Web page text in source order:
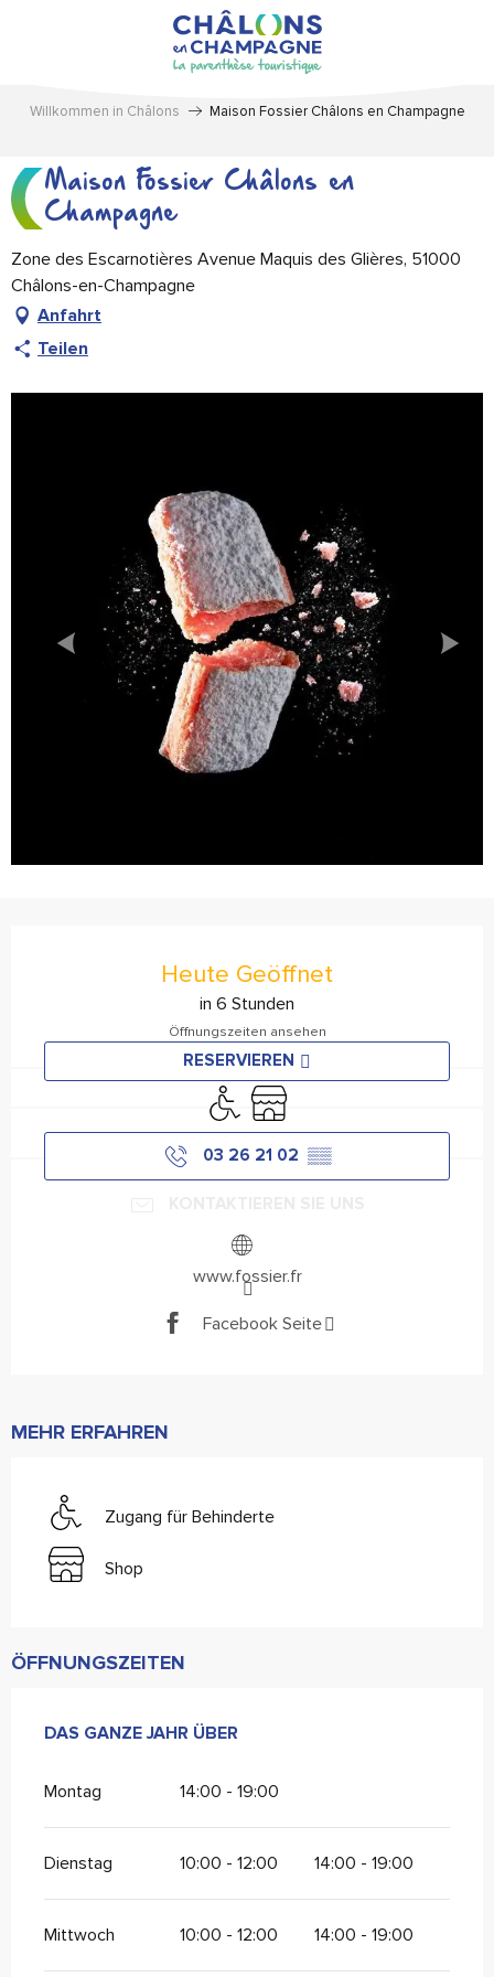
Willkommen in Châlons Maison Fossier Châlons en Champagne
Maison Fossier Châlons en
Champagne
Zone des Escarnotières Avenue Maquis des Glières, 51000
Châlons-en-Champagne
Anfahrt
Teilen
Heute Geöffnet
in 6 Stunden
Öffnungszeiten ansehen
RESERVIEREN
Zugang für Behinderte
Shop
03 26 21 02 ▒▒
www.fossier.fr
Facebook Seite
MEHR ERFAHREN
Zugang für Behinderte
Shop
ÖFFNUNGSZEITEN
DAS GANZE JAHR ÜBER
DAS GANZE JAHR ÜBER
Montag 14:00 - 19:00
Dienstag 10:00 - 12:00 14:00 - 19:00
Mittwoch 10:00 - 12:00 14:00 - 19:00